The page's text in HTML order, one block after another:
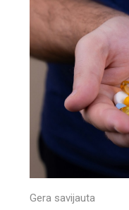
Gera savijauta